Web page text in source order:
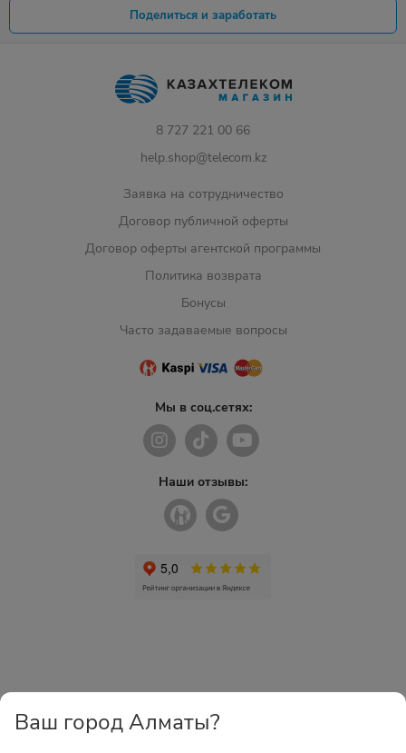
Поделиться и заработать
8 727 221 00 66
help.shop@telecom.kz
Заявка на сотрудничество
Договор публичной оферты
Договор оферты агентской программы
Политика возврата
Бонусы
Часто задаваемые вопросы
Мы в соц.сетях:
Наши отзывы:
Ваш город Алматы?